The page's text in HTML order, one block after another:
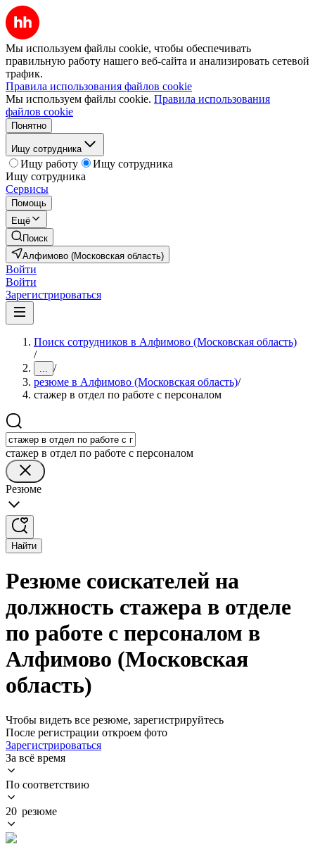
Мы используем файлы cookie, чтобы обеспечивать
правильную работу нашего веб-сайта и анализировать сетевой
трафик.
Правила использования файлов cookie
Мы используем файлы cookie. Правила использования
файлов cookie
Понятно
Ищу сотрудника
Ищу работу
Ищу сотрудника
Ищу сотрудника
Сервисы
Помощь
Ещё
Поиск
Алфимово (Московская область)
Войти
Войти
Зарегистрироваться
Поиск сотрудников в Алфимово (Московская область)
/
... /
резюме в Алфимово (Московская область)/
стажер в отдел по работе с персоналом
стажер в отдел по работе с персоналом
Резюме
Найти
Резюме соискателей на
должность стажера в отделе
по работе с персоналом в
Алфимово (Московская
область)
Чтобы видеть все резюме, зарегистрируйтесь
После регистрации откроем фото
Зарегистрироваться
За всё время
По соответствию
20 резюме